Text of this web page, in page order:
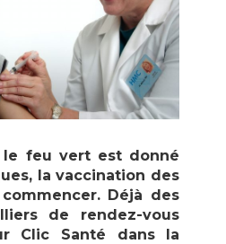
le feu vert est donné
la vaccination des
Déjà des
de rendez-vous
Clic Santé dans la